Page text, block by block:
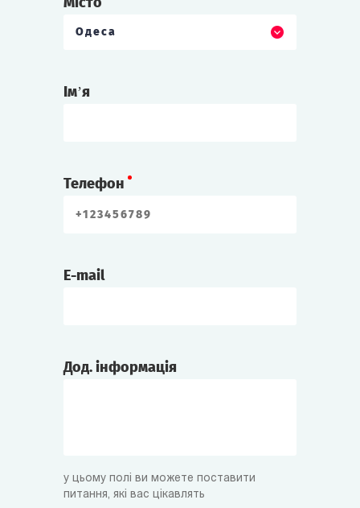
Одеса
Ім’я
Телефон
E-mail
Дод. інформація
у цьому полі ви можете поставити
питання, які вас цікавлять